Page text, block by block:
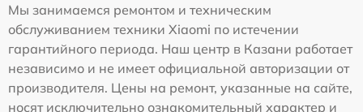
Мы занимаемся ремонтом и техническим
обслуживанием техники Xiaomi по истечении
гарантийного периода. Наш центр в Казани работает
независимо и не имеет официальной авторизации от
производителя. Цены на ремонт, указанные на сайте,
носят исключительно ознакомительный характер и